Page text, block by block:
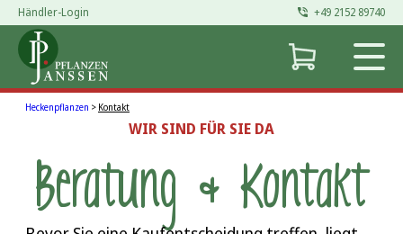
Händler-Login +49 2152 89740
Heckenpflanzen > Kontakt
WIR SIND FÜR SIE DA
Beratung & Kontakt